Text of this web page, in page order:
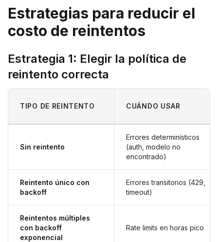
Estrategias para reducir el
costo de reintentos
Estrategia 1: Elegir la política de
reintento correcta
TIPO DE REINTENTO CUÁNDO USAR
Sin reintento
Errores determinísticos
(auth, modelo no
encontrado)
Reintento único con
backoff
Errores transitorios (429,
timeout)
Reintentos múltiples
con backoff
exponencial
Rate limits en horas pico